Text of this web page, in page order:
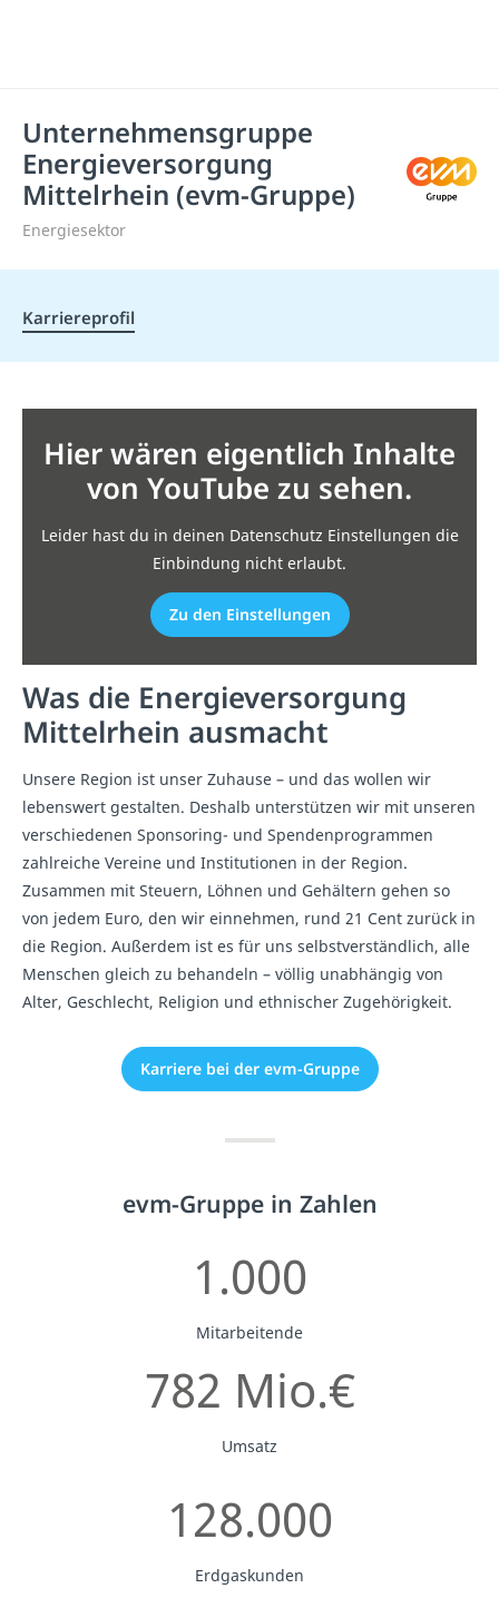
Unternehmensgruppe
Energieversorgung
Mittelrhein (evm-Gruppe)
Energiesektor
Karriereprofil
Was die Energieversorgung
Mittelrhein ausmacht
Unsere Region ist unser Zuhause – und das wollen wir
lebenswert gestalten. Deshalb unterstützen wir mit unseren
verschiedenen Sponsoring- und Spendenprogrammen
zahlreiche Vereine und Institutionen in der Region.
Zusammen mit Steuern, Löhnen und Gehältern gehen so
von jedem Euro, den wir einnehmen, rund 21 Cent zurück in
die Region. Außerdem ist es für uns selbstverständlich, alle
Menschen gleich zu behandeln – völlig unabhängig von
Alter, Geschlecht, Religion und ethnischer Zugehörigkeit.
Karriere bei der evm-Gruppe
Hier wären eigentlich Inhalte
von YouTube zu sehen.
Leider hast du in deinen Datenschutz Einstellungen die
Einbindung nicht erlaubt.
Zu den Einstellungen
evm-Gruppe in Zahlen
1.000
Mitarbeitende
782 Mio.€
Umsatz
128.000
Erdgaskunden